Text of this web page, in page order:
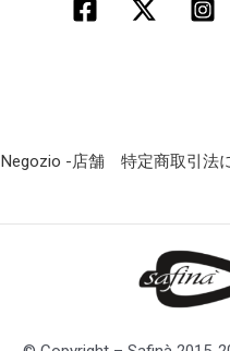
Negozio -店舗 特定商取引法